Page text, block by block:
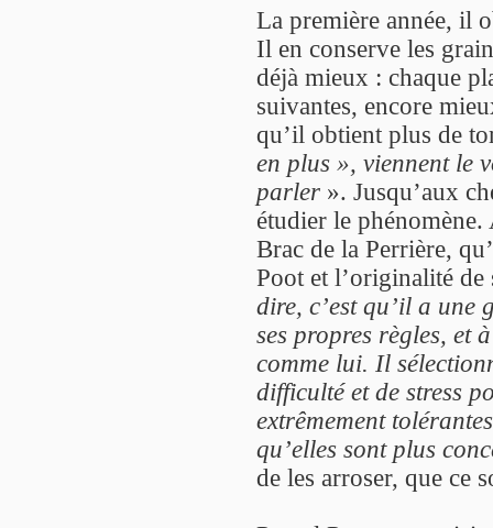
La première année, il
Il en conserve les
déjà mieux : chaque
suivantes, encore
qu’il obtient plus de
en plus », viennent le
parler ». Jusqu’aux
étudier le
Brac de la Perrière,
Poot et l’originalité
dire, c’est qu’il a une
ses propres règles, et
comme lui. Il
difficulté et de stress
extrêmement
qu’elles sont plus
de les arroser, que ce